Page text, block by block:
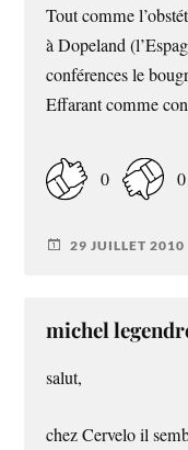
Tout comme
à Dopeland
conférences le
Effarant comme
0 0
29 JUILLET 2010
michel
salut,
chez Cervelo il